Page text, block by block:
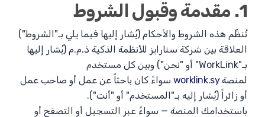
1. مقدمة وقبول الشروط
تُنظِّم هذه الشروط والأحكام (يُشار إليها فيما يلي بـ"الشروط")
العلاقة بين شركة سنارايز للأنظمة الذكية ذ.م.م (يُشار إليها
بـ"WorkLink" أو "نحن") وبين كل مستخدم
لمنصةworklink.sy
سواءً كان باحثاً عن عمل أو صاحب عمل
أو زائراً (يُشار إليه بـ"المستخدم" أو "أنت").
باستخدامك المنصة — سواءً عبر التسجيل أو التصفح أو